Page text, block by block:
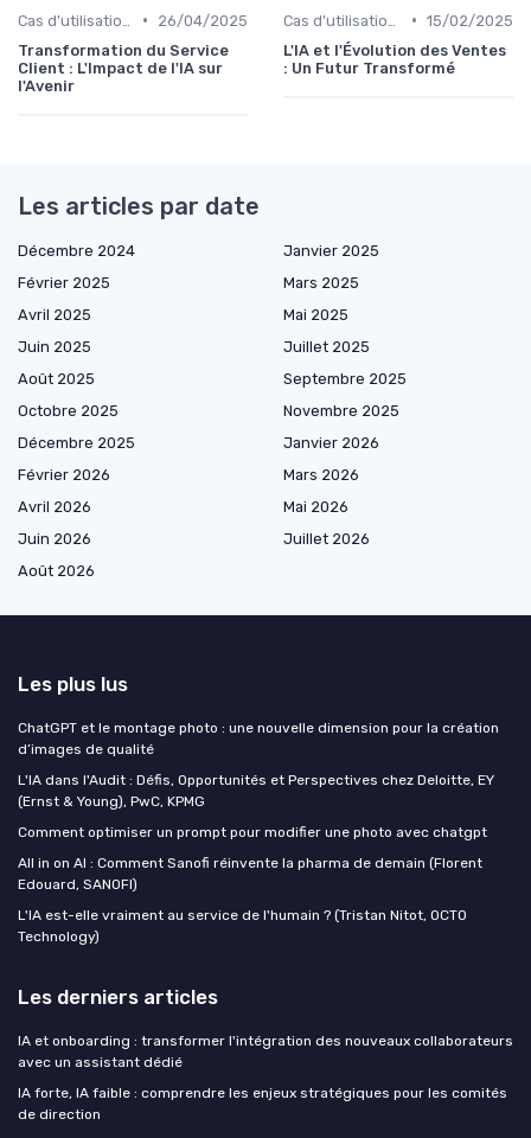
•
26/04/2025
Transformation du Service
Client : L'Impact de l'IA sur
l'Avenir
• 15/02/2025
L'IA et l'Évolution des Ventes
: Un Futur Transformé
Les articles par date
Décembre 2024
Janvier 2025
Février 2025
Mars 2025
Avril 2025
Mai 2025
Juin 2025
Juillet 2025
Août 2025
Septembre 2025
Octobre 2025
Novembre 2025
Décembre 2025
Janvier 2026
Février 2026
Mars 2026
Avril 2026
Mai 2026
Juin 2026
Juillet 2026
Août 2026
Les plus lus
ChatGPT et le montage photo : une nouvelle dimension pour la création
d’images de qualité
L'IA dans l'Audit : Défis, Opportunités et Perspectives chez Deloitte, EY
(Ernst & Young), PwC, KPMG
Comment optimiser un prompt pour modifier une photo avec chatgpt
All in on AI : Comment Sanofi réinvente la pharma de demain (Florent
Edouard, SANOFI)
L'IA est-elle vraiment au service de l'humain ? (Tristan Nitot, OCTO
Technology)
Les derniers articles
IA et onboarding : transformer l'intégration des nouveaux collaborateurs
avec un assistant dédié
IA forte, IA faible : comprendre les enjeux stratégiques pour les comités
de direction